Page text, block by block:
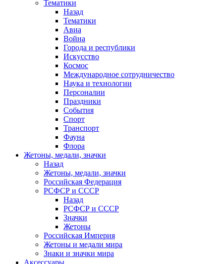
Тематики
Назад
Тематики
Авиа
Война
Города и республики
Искусство
Космос
Международное сотрудничество
Наука и технологии
Персоналии
Праздники
События
Спорт
Транспорт
Фауна
Флора
Жетоны, медали, значки
Назад
Жетоны, медали, значки
Российская Федерация
РСФСР и СССР
Назад
РСФСР и СССР
Значки
Жетоны
Российская Империя
Жетоны и медали мира
Знаки и значки мира
Аксессуары